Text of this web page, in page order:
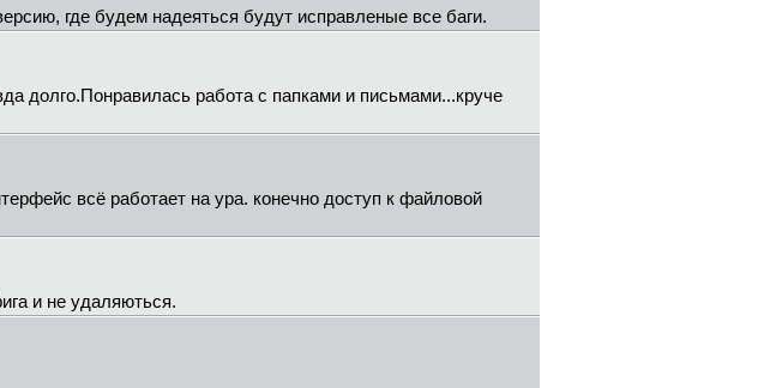
где будем надеяться будут исправленые все баги.
долго.Понравилась работа с папками и письмами...круче
всё работает на ура. конечно доступ к файловой
и не удаляються.